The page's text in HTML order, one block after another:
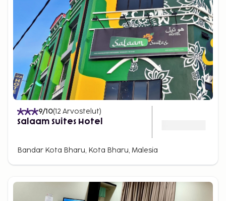
9/10(12 Arvostelut)
Salaam Suites Hotel
Bandar Kota Bharu, Kota Bharu, Malesia